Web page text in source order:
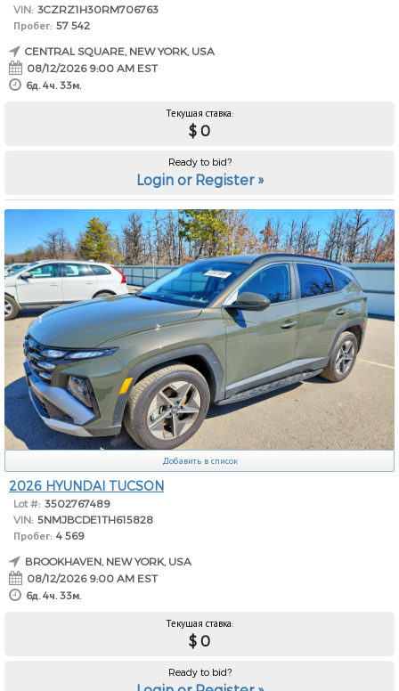
VIN: 3CZRZ1H30RM706763
Пробег: 57 542
CENTRAL SQUARE, NEW YORK, USA
08/12/2026 9:00 AM EST
6д. 4ч. 33м.
Текущая ставка:
$ 0
Ready to bid?
Login or Register »
Добавить в список
2026 HYUNDAI TUCSON
Lot #: 3502767489
VIN: 5NMJBCDE1TH615828
Пробег: 4 569
BROOKHAVEN, NEW YORK, USA
08/12/2026 9:00 AM EST
6д. 4ч. 33м.
Текущая ставка:
$ 0
Ready to bid?